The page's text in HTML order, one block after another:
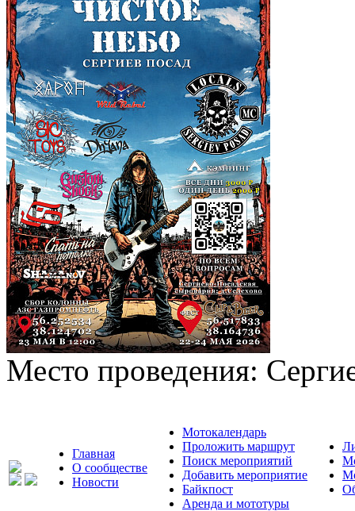
Место проведения:
Главная
О сообществе
Новости
Мотокалендарь
Проложить маршрут
Поиск мероприятий
Добавить мероприятие
Байкпост
Аренда и мототуры